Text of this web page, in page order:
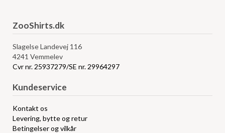
ZooShirts.dk
Slagelse Landevej 116
4241 Vemmelev
Cvr nr. 25937279/SE nr. 29964297
Kundeservice
Kontakt os
Levering, bytte og retur
Betingelser og vilkår